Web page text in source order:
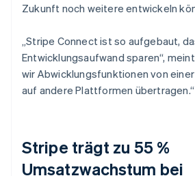
Zukunft noch weitere entwickeln
„Stripe Connect ist so aufgebaut,
Entwicklungsaufwand sparen“,
wir Abwicklungsfunktionen von
auf andere Plattformen übertragen.“
Stripe trägt zu 55 %
Umsatzwachstum bei